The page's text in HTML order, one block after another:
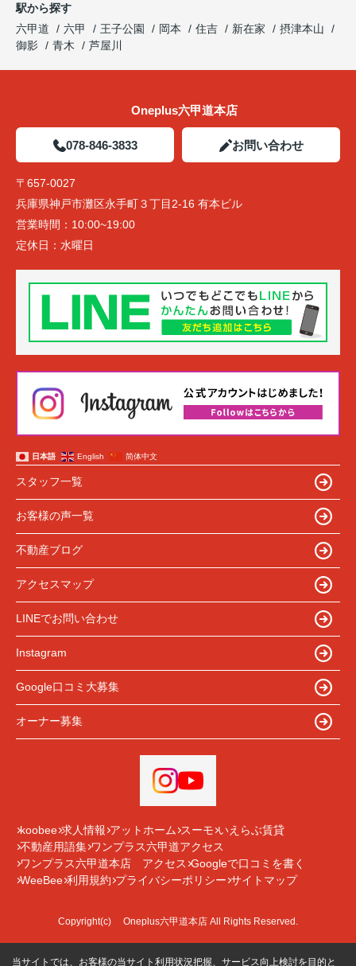
駅から探す
六甲道
六甲 王子公園 岡本 住吉 新在家
摂津本山
御影
青木 芦屋川
Oneplus六甲道本店
078-846-3833 お問い合わせ
〒657-0027
兵庫県神戸市灘区永手町３丁目2-16 有本ビル
営業時間： 10:00~19:00
定休日： 水曜日
日本語 English 简体中文
スタッフ一覧
お客様の声一覧
不動産ブログ
アクセスマップ
LINEでお問い合わせ
Instagram
Google口コミ大募集
オーナー募集
koobee 求人情報 アットホーム スーモ いえらぶ賃貸
不動産用語集 ワンプラス六甲道アクセス
ワンプラス六甲道本店 アクセス Googleで口コミを書く
WeeBee 利用規約 プライバシーポリシー サイトマップ
Copyright(c) Oneplus六甲道本店 All Rights Reserved.
当サイトでは、お客様の当サイト利用状況把握、サービス向上検討を目的と